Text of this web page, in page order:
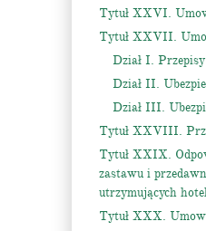
Tytuł XXVI.
Tytuł XXVII.
Dział I.
Dział II.
Dział III.
Tytuł XXVIII.
Tytuł XXIX.
zastawu i
utrzymujących
Tytuł XXX.